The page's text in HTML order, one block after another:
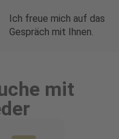
Ich freue mich auf das
Gespräch mit Ihnen.
mit